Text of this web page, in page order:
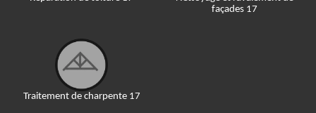
Traitement de charpente 17
façades 17